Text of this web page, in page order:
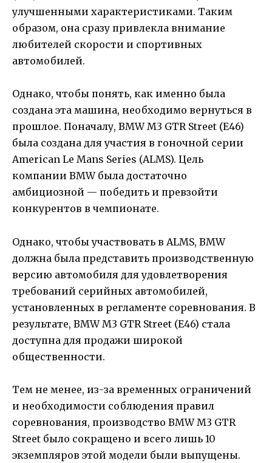
улучшенными характеристиками. Таким
образом, она сразу привлекла внимание
любителей скорости и спортивных
автомобилей.
Однако, чтобы понять, как именно была
создана эта машина, необходимо вернуться в
прошлое. Поначалу, BMW M3 GTR Street (E46)
была создана для участия в гоночной серии
American Le Mans Series (ALMS). Цель
компании BMW была достаточно
амбициозной — победить и превзойти
конкурентов в чемпионате.
Однако, чтобы участвовать в ALMS, BMW
должна была представить производственную
версию автомобиля для удовлетворения
требований серийных автомобилей,
установленных в регламенте соревнования. В
результате, BMW M3 GTR Street (E46) стала
доступна для продажи широкой
общественности.
Тем не менее, из-за временных ограничений
и необходимости соблюдения правил
соревнования, производство BMW M3 GTR
Street было сокращено и всего лишь 10
экземпляров этой модели были выпущены.